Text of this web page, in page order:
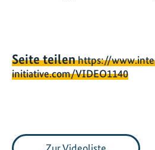
Seite teilenhttps://
initiative.com/VIDEO1140